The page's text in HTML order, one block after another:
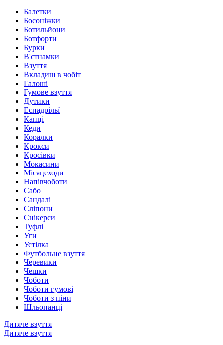
Балетки
Босоніжки
Ботильйони
Ботфорти
Бурки
В'єтнамки
Взуття
Вкладиш в чобіт
Галоші
Гумове взуття
Дутики
Еспадрільї
Капці
Кеди
Коралки
Крокси
Кросівки
Мокасини
Місяцеходи
Напівчоботи
Сабо
Сандалі
Сліпони
Снікерси
Туфлі
Уги
Устілка
Футбольне взуття
Черевики
Чешки
Чоботи
Чоботи гумові
Чоботи з піни
Шльопанці
Дитяче взуття
Дитяче взуття